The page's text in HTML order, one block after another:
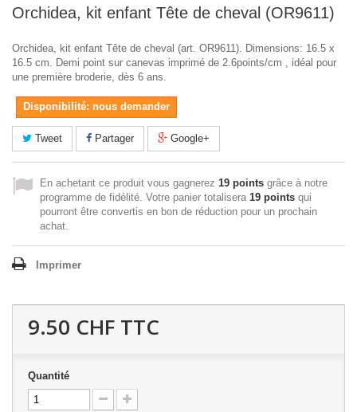
Orchidea, kit enfant Tête de cheval (OR9611)
Orchidea, kit enfant Tête de cheval (art. OR9611). Dimensions: 16.5 x
16.5 cm. Demi point sur canevas imprimé de 2.6points/cm , idéal pour
une première broderie, dès 6 ans.
Disponibilité: nous demander
Tweet Partager Google+
En achetant ce produit vous gagnerez 19 points grâce à notre
programme de fidélité. Votre panier totalisera 19 points qui
pourront être convertis en bon de réduction pour un prochain
achat.
Imprimer
9.50 CHF TTC
Quantité